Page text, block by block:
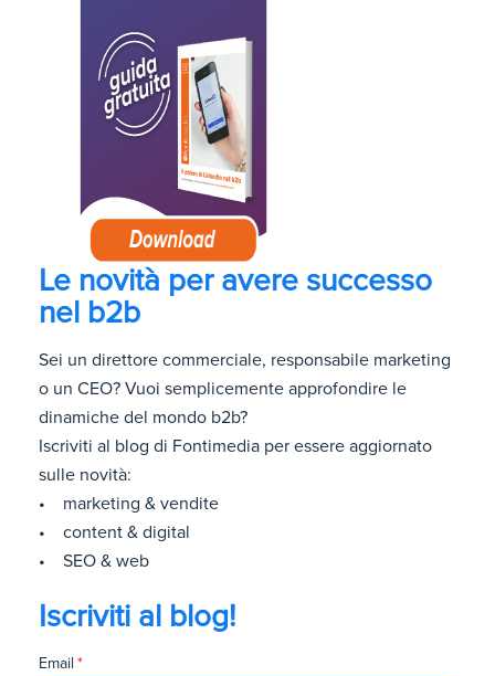
Le novità per avere successo
nel b2b
Sei un direttore commerciale, responsabile marketing
o un CEO? Vuoi semplicemente approfondire le
dinamiche del mondo b2b?
Iscriviti al blog di Fontimedia per essere aggiornato
sulle novità:
• marketing & vendite
• content & digital
• SEO & web
Iscriviti al blog!
Email *